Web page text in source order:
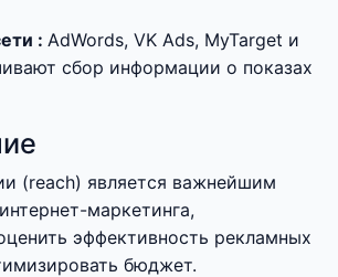
: AdWords, VK Ads, MyTarget и
сбор информации о показах
(reach) является важнейшим
маркетинга,
эффективность рекламных
бюджет.